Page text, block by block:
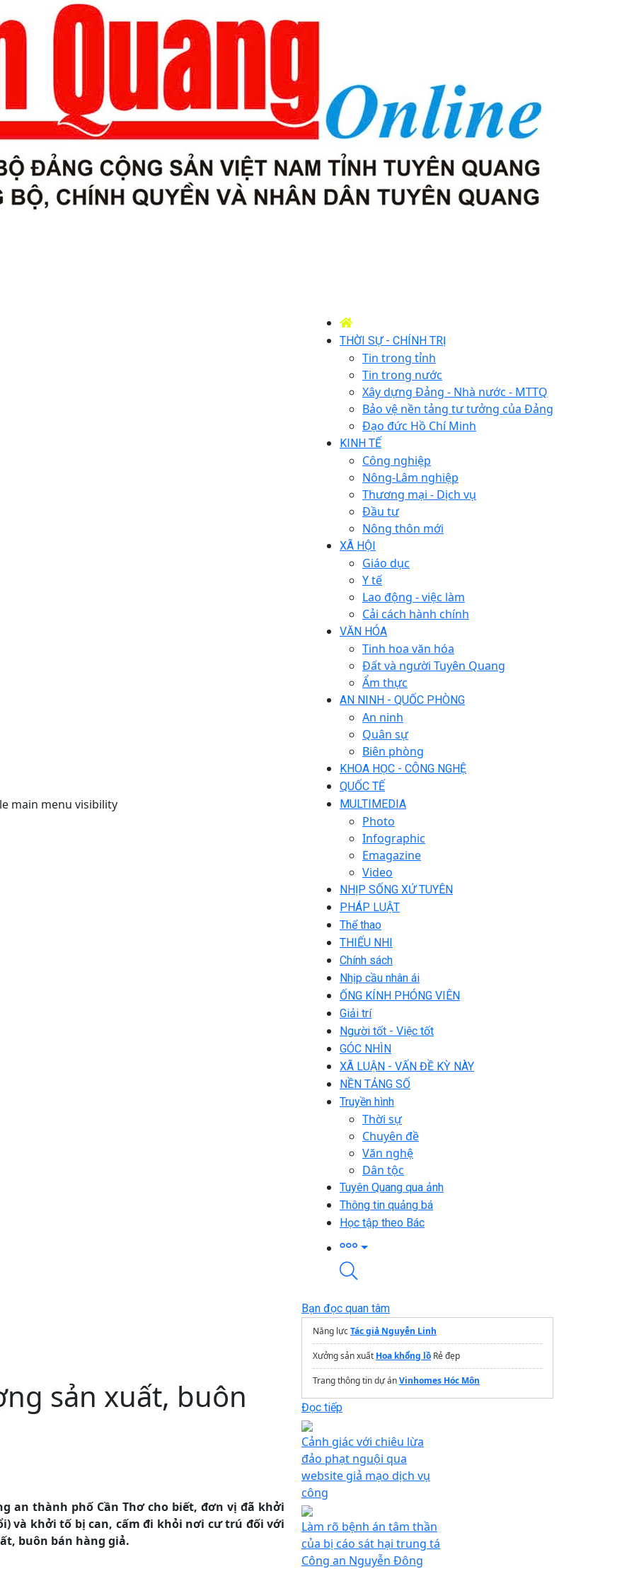
main menu visibility
THỜI SỰ - CHÍNH TRỊ
Tin trong tỉnh
Tin trong nước
Xây dựng Đảng - Nhà nước - MTTQ
Bảo vệ nền tảng tư tưởng của Đảng
Đạo đức Hồ Chí Minh
KINH TẾ
Công nghiệp
Nông-Lâm nghiệp
Thương mại - Dịch vụ
Đầu tư
Nông thôn mới
XÃ HỘI
Giáo dục
Y tế
Lao động - việc làm
Cải cách hành chính
VĂN HÓA
Tinh hoa văn hóa
Đất và người Tuyên Quang
Ẩm thực
AN NINH - QUỐC PHÒNG
An ninh
Quân sự
Biên phòng
KHOA HỌC - CÔNG NGHỆ
QUỐC TẾ
MULTIMEDIA
Photo
Infographic
Emagazine
Video
NHỊP SỐNG XỨ TUYÊN
PHÁP LUẬT
Thể thao
THIẾU NHI
Chính sách
Nhịp cầu nhân ái
ỐNG KÍNH PHÓNG VIÊN
Giải trí
Người tốt - Việc tốt
GÓC NHÌN
XÃ LUẬN - VẤN ĐỀ KỲ NÀY
NỀN TẢNG SỐ
Truyền hình
Thời sự
Chuyên đề
Văn nghệ
Dân tộc
Tuyên Quang qua ảnh
Thông tin quảng bá
Học tập theo Bác
sản xuất, buôn
an thành phố Cần Thơ cho biết, đơn vị đã khởi
và khởi tố bị can, cấm đi khỏi nơi cư trú đối với
buôn bán hàng giả.
Bạn đọc quan tâm
Năng lựcTác giả Nguyễn Linh
Xưởng sản xuất Hoa khổng lồ Rẻ đẹp
Trang thông tin dự ánVinhomes Hóc Môn
Đọc tiếp
Cảnh giác với chiêu lừa
đảo phạt nguội qua
website giả mạo dịch vụ
công
Làm rõ bệnh án tâm thần
của bị cáo sát hại trung tá
Công an Nguyễn Đông